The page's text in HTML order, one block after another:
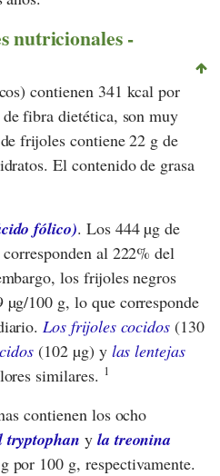
nutricionales -
contienen 341 kcal por
fibra dietética, son muy
frijoles contiene 22 g de
El contenido de grasa
fólico). Los 444 µg de
al 222% del
los frijoles negros
100 g, lo que corresponde
Los frijoles cocidos (130
(102 µg) y las lentejas
similares. 1
contienen los ocho
tryptophan y la treonina
por 100 g, respectivamente.